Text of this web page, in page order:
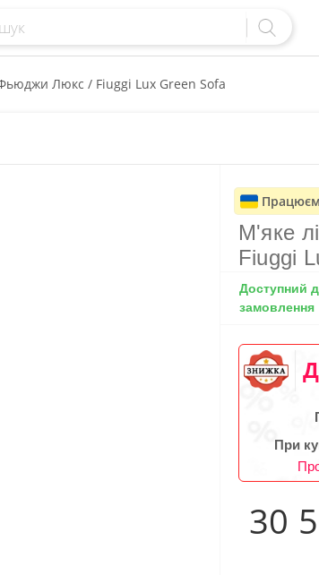
Люкс / Fiuggi Lux Green Sofa
М'яке
Fiuggi
Доступний
замовлення
При
30